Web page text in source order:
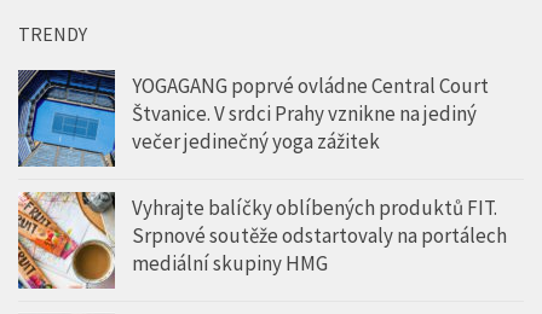
TRENDY
YOGAGANG poprvé ovládne Central Court
Štvanice. V srdci Prahy vznikne na jediný
večer jedinečný yoga zážitek
Vyhrajte balíčky oblíbených produktů FIT.
Srpnové soutěže odstartovaly na portálech
mediální skupiny HMG